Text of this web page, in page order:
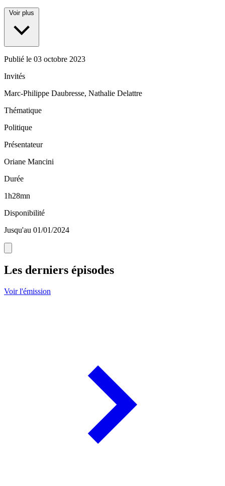
Voir plus
Publié le 03 octobre 2023
Invités
Marc-Philippe Daubresse, Nathalie Delattre
Thématique
Politique
Présentateur
Oriane Mancini
Durée
1h28mn
Disponibilité
Jusqu'au 01/01/2024
Les derniers épisodes
Voir l'émission